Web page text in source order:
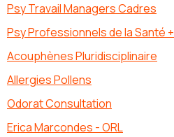
Psy Travail Managers Cadres
Psy Professionnels de la Santé
Acouphènes Pluridisciplinaire
Allergies Pollens
Odorat Consultation
Erica Marcondes - ORL